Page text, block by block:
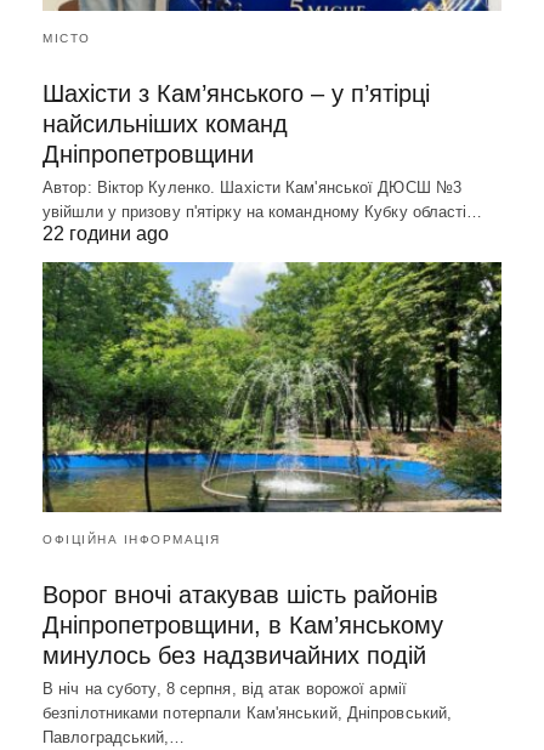
МІСТО
Шахісти з Кам’янського – у п’ятірці
найсильніших команд
Дніпропетровщини
Автор: Віктор Куленко. Шахісти Кам'янської ДЮСШ №3
увійшли у призову п'ятірку на командному Кубку області…
22 години ago
ОФІЦІЙНА ІНФОРМАЦІЯ
Ворог вночі атакував шість районів
Дніпропетровщини, в Кам’янському
минулось без надзвичайних подій
В ніч на суботу, 8 серпня, від атак ворожої армії
безпілотниками потерпали Кам'янський, Дніпровський,
Павлоградський,…